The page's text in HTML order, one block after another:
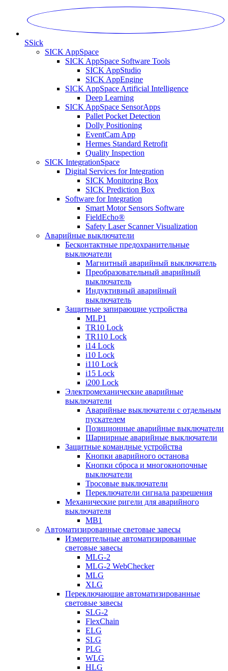
SSick
SICK AppSpace
SICK AppSpace Software Tools
SICK AppStudio
SICK AppEngine
SICK AppSpace Artificial Intelligence
Deep Learning
SICK AppSpace SensorApps
Pallet Pocket Detection
Dolly Positioning
EventCam App
Hermes Standard Retrofit
Quality Inspection
SICK IntegrationSpace
Digital Services for Integration
SICK Monitoring Box
SICK Prediction Box
Software for Integration
Smart Motor Sensors Software
FieldEcho®
Safety Laser Scanner Visualization
Аварийные выключатели
Бесконтактные предохранительные
выключатели
Магнитный аварийный выключатель
Преобразовательный аварийный
выключатель
Индуктивный аварийный
выключатель
Защитные запирающие устройства
MLP1
TR10 Lock
TR110 Lock
i14 Lock
i10 Lock
i110 Lock
i15 Lock
i200 Lock
Электромеханические аварийные
выключатели
Аварийные выключатели с отдельным
пускателем
Позиционные аварийные выключатели
Шарнирные аварийные выключатели
Защитные командные устройства
Кнопки аварийного останова
Кнопки сброса и многокнопочные
выключатели
Тросовые выключатели
Переключатели сигнала разрешения
Механические ригели для аварийного
выключателя
MB1
Автоматизированные световые завесы
Измерительные автоматизированные
световые завесы
MLG-2
MLG-2 WebChecker
MLG
XLG
Переключающие автоматизированные
световые завесы
SLG-2
FlexChain
ELG
SLG
PLG
WLG
HLG